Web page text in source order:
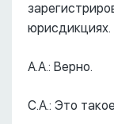
юрисдикциях.
А.А.: Верно.
С.А.: Это